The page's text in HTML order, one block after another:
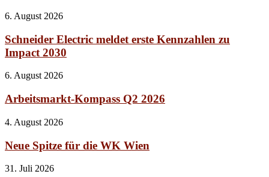
6. August 2026
Schneider Electric meldet erste Kennzahlen zu
Impact 2030
6. August 2026
Arbeitsmarkt-Kompass Q2 2026
4. August 2026
Neue Spitze für die WK Wien
31. Juli 2026